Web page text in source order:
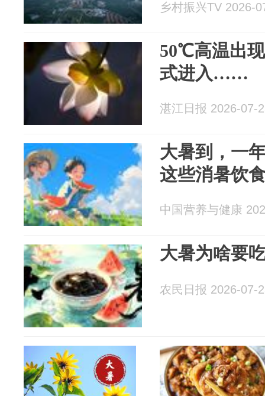
乡村振兴TV 2026-
50℃高温出
式进入……
湛江日报 2026-07-
大暑到，一
这些消暑饮
中国营养与健康
大暑为啥要
农民日报 2026-07-